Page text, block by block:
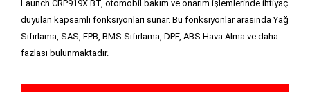
Launch CRP919X BT, otomobil bakım ve onarım işlemlerinde ihtiyaç
duyulan kapsamlı fonksiyonları sunar. Bu fonksiyonlar arasında Yağ
Sıfırlama, SAS, EPB, BMS Sıfırlama, DPF, ABS Hava Alma ve daha
fazlası bulunmaktadır.